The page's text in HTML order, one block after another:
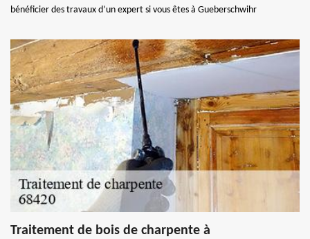
bénéficier des travaux d’un expert si vous êtes à Gueberschwihr
Traitement de bois de charpente à